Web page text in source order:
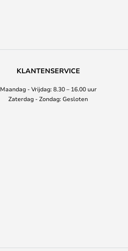
KLANTENSERVICE
Maandag - Vrijdag: 8.30 – 16.00 uur
Zaterdag - Zondag: Gesloten